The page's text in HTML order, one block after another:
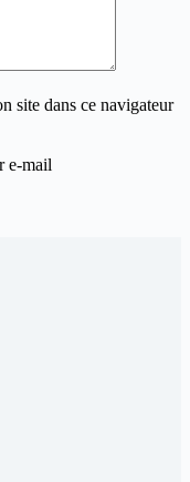
site dans ce navigateur
e-mail